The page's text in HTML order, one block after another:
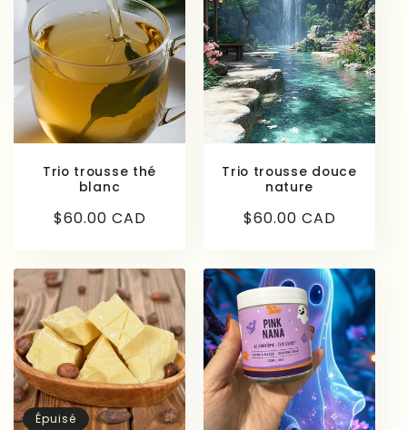
Trio trousse thé
blanc
Prix
$60.00 CAD
Trio trousse douce
nature
Prix
$60.00 CAD
Épuisé